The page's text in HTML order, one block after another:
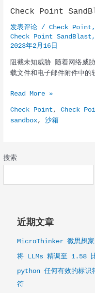
搜索
近期文章
MicroThinker 微思想家
将 LLMs 精调至 1.58
python 任何有效的标识
符
Check Point
发表评论 /Check Point
Check Point SandBlast
2023年2月16日
阻截未知威胁 随着网络威
载文件和电子邮件附件中
Check
仿
Read More »
Check Point ,Check
sandbox,沙箱